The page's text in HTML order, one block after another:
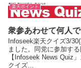
楽天ポイント
衆参あわせて何人
Infoseek楽天クイズ3/
ました。同党に参加す
【Infoseek News Quiz
クイズ...